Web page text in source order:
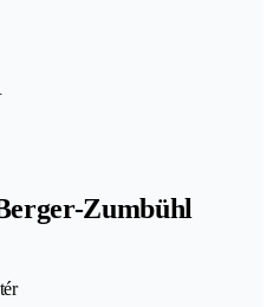
Zumbühl